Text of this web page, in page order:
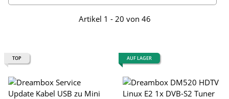
Artikel 1 - 20 von 46
TOP AUF LAGER